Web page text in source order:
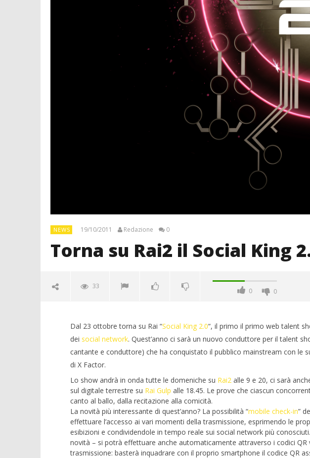
NEWS 19/10/2011 Redazione 0
Torna su Rai2 il Social King
33
0 0
NOW VIEWING
Torna su Rai2 il Social King 2.0
19/10/2011
Redazione
Crolla il monopolio Siae con
alleanza Soundreef - LEA
19/10/2011
Redazione
Dal 23 ottobre torna su Rai “Social King 2.0“, il primo il primo web talent
dei social network. Quest’anno ci sarà un nuovo conduttore per il talent
cantante e conduttore) che ha conquistato il pubblico mainstream con le
di X Factor.
Lo showandrà in onda tutte le domeniche su Rai2alle 9 e 20, ci sarà
sul digitale terrestre su Rai Gulp alle 18.45. Le prove che ciascun
canto al ballo, dalla recitazione alla comicità.
La novità più interessante di quest’anno? La possibilità “mobile check-in”
effettuare l’accesso ai vari momenti della trasmissione, esprimendo le
esibizioni e condividendole in tempo reale sui social network più
novità – si potrà effettuare anche automaticamente attraverso i codici QR
trasmissione: basterà inquadrare con il proprio smartphone il codice QR